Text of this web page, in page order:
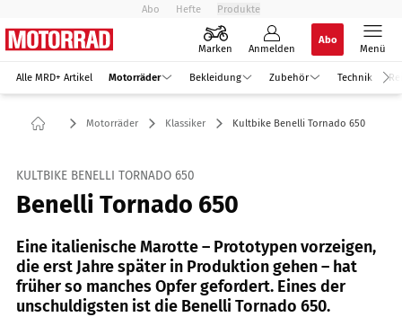
Abo Hefte Produkte
Marken Anmelden
Abo
Menü
Alle MRD+ Artikel Motorräder Bekleidung Zubehör Technik
Motorräder Klassiker Kultbike Benelli Tornado 650
KULTBIKE BENELLI TORNADO 650
Benelli Tornado 650
Eine italienische Marotte – Prototypen vorzeigen,
die erst Jahre später in Produktion gehen – hat
früher so manches Opfer gefordert. Eines der
unschuldigsten ist die Benelli Tornado 650.